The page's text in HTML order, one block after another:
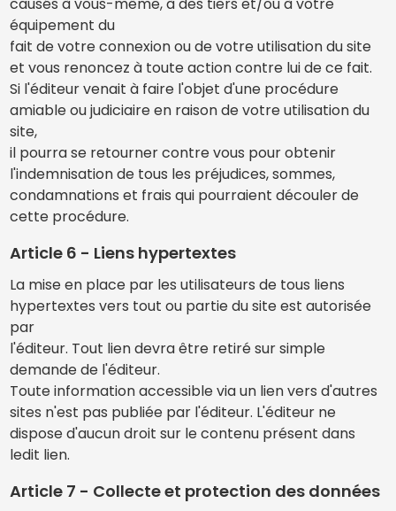
causés à vous-même, à des tiers et/ou à votre
équipement du
fait de votre connexion ou de votre utilisation du site
et vous renoncez à toute action contre lui de ce fait.
Si l'éditeur venait à faire l'objet d'une procédure
amiable ou judiciaire en raison de votre utilisation du
site,
il pourra se retourner contre vous pour obtenir
l'indemnisation de tous les préjudices, sommes,
condamnations et frais qui pourraient découler de
cette procédure.
Article 6 - Liens hypertextes
La mise en place par les utilisateurs de tous liens
hypertextes vers tout ou partie du site est autorisée
par
l'éditeur. Tout lien devra être retiré sur simple
demande de l'éditeur.
Toute information accessible via un lien vers d'autres
sites n'est pas publiée par l'éditeur. L'éditeur ne
dispose d'aucun droit sur le contenu présent dans
ledit lien.
Article 7 - Collecte et protection des données